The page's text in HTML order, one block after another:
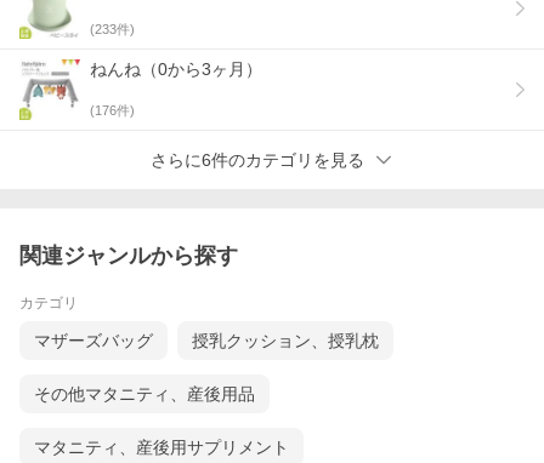
●サイズ： 約18.5×25.5cm
●素材： 合皮 ポリウレタン100%
なりますので、ご確認ください。
10mois（ディモア） 母子手帳ケース一覧＞＞
(233件)
ねんね（0から3ヶ月）
(176件)
さらに6件のカテゴリを見る
関連ジャンルから探す
カテゴリ
マザーズバッグ 授乳クッション、授乳枕
その他マタニティ、産後用品
マタニティ、産後用サプリメント